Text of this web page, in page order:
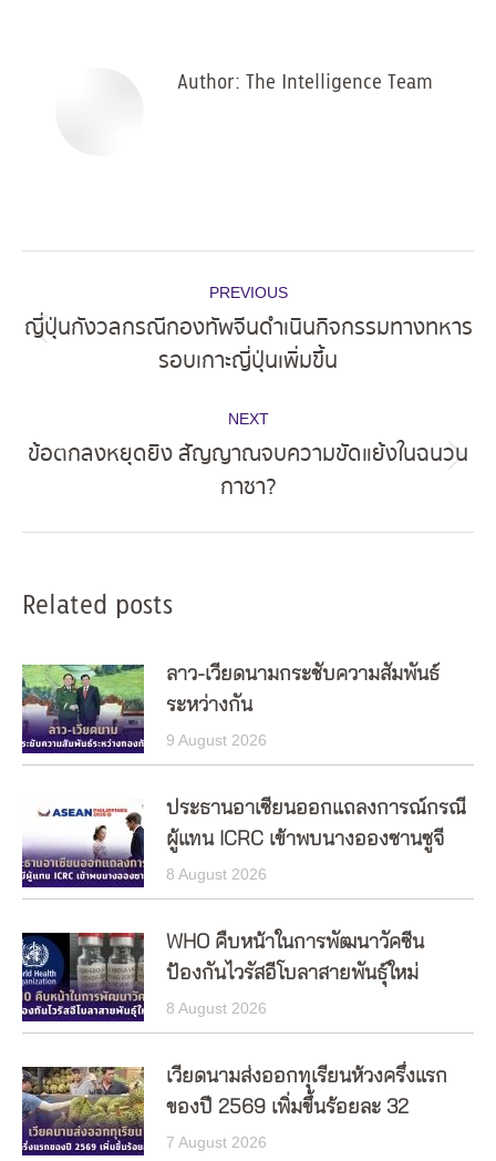
Author: The Intelligence Team
navigation
PREVIOUS
Previous
post:
ญี่ปุ่นกังวลกรณีกองทัพจีนดำเนินกิจกรรมทางทหาร
รอบเกาะญี่ปุ่นเพิ่มขึ้น
NEXT
post:
ข้อตกลงหยุดยิง สัญญาณจบความขัดแย้งในฉนวน
กาซา?
Related posts
ลาว-เวียดนามกระชับความสัมพันธ์
ระหว่างกัน
9 August 2026
ประธานอาเซียนออกแถลงการณ์กรณี
ผู้แทน ICRC เข้าพบนางอองซานซูจี
8 August 2026
WHO คืบหน้าในการพัฒนาวัคซีน
ป้องกันไวรัสอีโบลาสายพันธุ์ใหม่
8 August 2026
เวียดนามส่งออกทุเรียนห้วงครึ่งแรก
ของปี 2569 เพิ่มขึ้นร้อยละ 32
7 August 2026